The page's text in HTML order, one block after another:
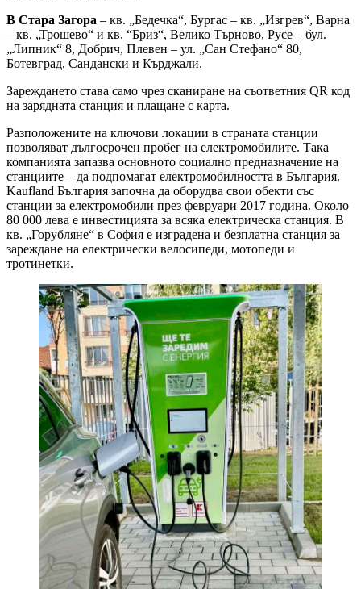
В Стара Загора – кв. „Бедечка“, Бургас – кв. „Изгрев“, Варна
– кв. „Трошево“ и кв. “Бриз“, Велико Търново, Русе – бул.
„Липник“ 8, Добрич, Плевен – ул. „Сан Стефано“ 80,
Ботевград, Сандански и Кърджали.
Зареждането става само чрез сканиране на съответния QR код
на зарядната станция и плащане с карта.
Разположените на ключови локации в страната станции
позволяват дългосрочен пробег на електромобилите. Така
компанията запазва основното социално предназначение на
станциите – да подпомагат електромобилността в България.
Kaufland България започна да оборудва свои обекти със
станции за електромобили през февруари 2017 година. Около
80 000 лева е инвестицията за всяка електрическа станция. В
кв. „Горубляне“ в София е изградена и безплатна станция за
зареждане на електрически велосипеди, мотопеди и
тротинетки.